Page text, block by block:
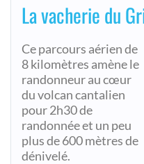
La vacherie du
Ce parcours aérien de
8 kilomètres amène le
randonneur au cœur
du volcan cantalien
pour 2h30 de
randonnée et un peu
plus de 600 mètres de
dénivelé.